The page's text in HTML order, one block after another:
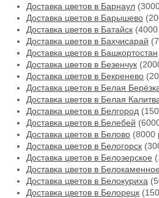
Доставка цветов в Барнаул
Доставка цветов в Барышево
Доставка цветов в Батайск
Доставка цветов в Бахчисарай
Доставка цветов в Башкортостан
Доставка цветов в Безенчук
Доставка цветов в Бекренево
Доставка цветов в Белая
Доставка цветов в Белая
Доставка цветов в Белгород
Доставка цветов в Белебей
Доставка цветов в Белово (8000
Доставка цветов в Белогорск
Доставка цветов в Белозерское
Доставка цветов в Белокаменное
Доставка цветов в Белокуриха
Доставка цветов в Белорецк